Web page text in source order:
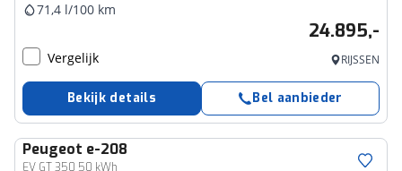
71,4 l/100 km
24.895,-
Vergelijk RIJSSEN
Bekijk details Bel aanbieder
Peugeot e-208
EV GT 350 50 kWh